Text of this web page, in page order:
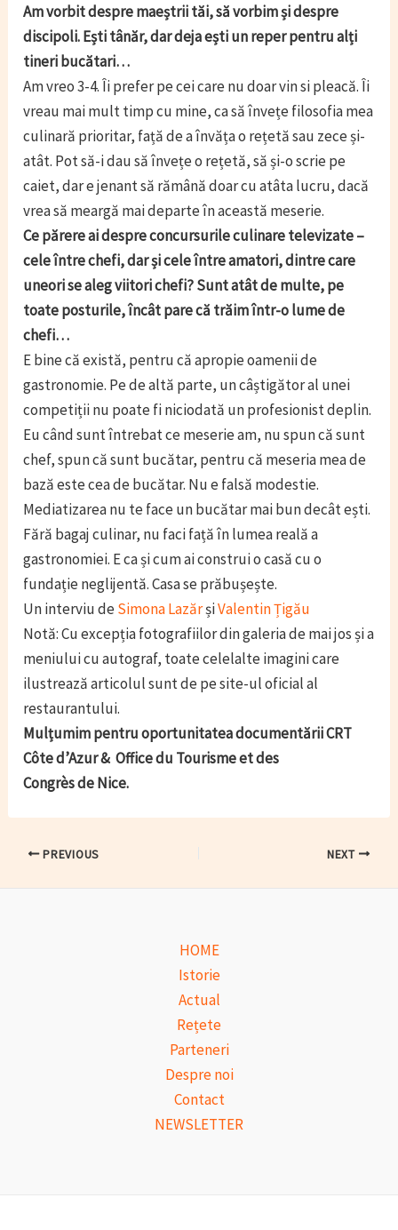
Am vorbit despre maeștrii tăi, să vorbim și despre
discipoli. Ești tânăr, dar deja ești un reper pentru alți
tineri bucătari…
Am vreo 3-4. Îi prefer pe cei care nu doar vin si pleacă. Îi
vreau mai mult timp cu mine, ca să învețe filosofia mea
culinară prioritar, față de a învăța o rețetă sau zece și-
atât. Pot să-i dau să învețe o rețetă, să și-o scrie pe
caiet, dar e jenant să rămână doar cu atâta lucru, dacă
vrea să meargă mai departe în această meserie.
Ce părere ai despre concursurile culinare televizate –
cele între chefi, dar și cele între amatori, dintre care
uneori se aleg viitori chefi? Sunt atât de multe, pe
toate posturile, încât pare că trăim într-o lume de
chefi…
E bine că există, pentru că apropie oamenii de
gastronomie. Pe de altă parte, un câștigător al unei
competiții nu poate fi niciodată un profesionist deplin.
Eu când sunt întrebat ce meserie am, nu spun că sunt
chef, spun că sunt bucătar, pentru că meseria mea de
bază este cea de bucătar. Nu e falsă modestie.
Mediatizarea nu te face un bucătar mai bun decât ești.
Fără bagaj culinar, nu faci față în lumea reală a
gastronomiei. E ca și cum ai construi o casă cu o
fundație neglijentă. Casa se prăbușește.
Un interviu de Simona LazărșiValentin Țigău
Notă: Cu excepția fotografiilor din galeria de mai jos și a
meniului cu autograf, toate celelalte imagini care
ilustrează articolul sunt de pe site-ul oficial al
restaurantului.
Mulțumim pentru oportunitatea documentării CRT
Côte d’Azur & Office du Tourisme et des
Congrès de Nice.
Post PREVIOUS NEXT
HOME
Istorie
Actual
Rețete
Parteneri
Despre noi
Contact
NEWSLETTER